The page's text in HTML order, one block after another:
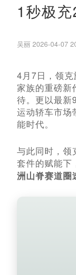
1秒极
吴丽 2026-04-07
4月7日，领
家族的重磅
待。更以最新
运动轿车市场
能时代。
与此同时，领
套件的赋能
洲山脊赛道圈